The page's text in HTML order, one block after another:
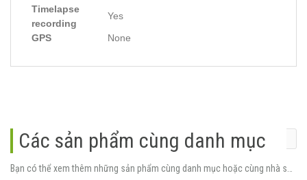
Timelapse
recording
Yes
GPS
None
Các sản phẩm cùng danh mục